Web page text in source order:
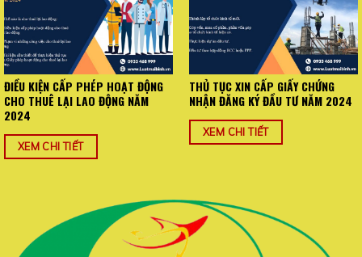
ĐIỀU KIỆN CẤP PHÉP HOẠT ĐỘNG
CHO THUÊ LẠI LAO ĐỘNG NĂM
2024
XEM CHI TIẾT
THỦ TỤC XIN CẤP GIẤY CHỨNG
NHẬN ĐĂNG KÝ ĐẦU TƯ NĂM 2024
XEM CHI TIẾT